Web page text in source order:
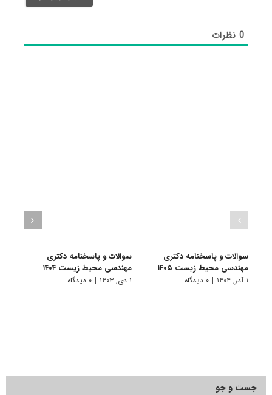
0نظرات
سوالات و پاسخنامه دکتری
مهندسی محیط زیست ۱۴۰۵
۱ آذر, ۱۴۰۴ | ۰ دیدگاه
سوالات و پاسخنامه دکتری
مهندسی محیط زیست ۱۴۰۴
۱ دی, ۱۴۰۳ | ۰ دیدگاه
جست و جو